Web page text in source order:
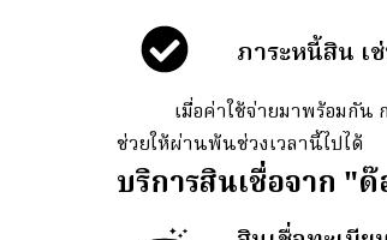
ภาระหนี้สิน เ
เมื่อค่าใช้จ่ายมาพร้อมกัน กา
ช่วยให้ผ่านพ้นช่วงเวลานี้ไปได้
บริการสินเชื่อจาก "